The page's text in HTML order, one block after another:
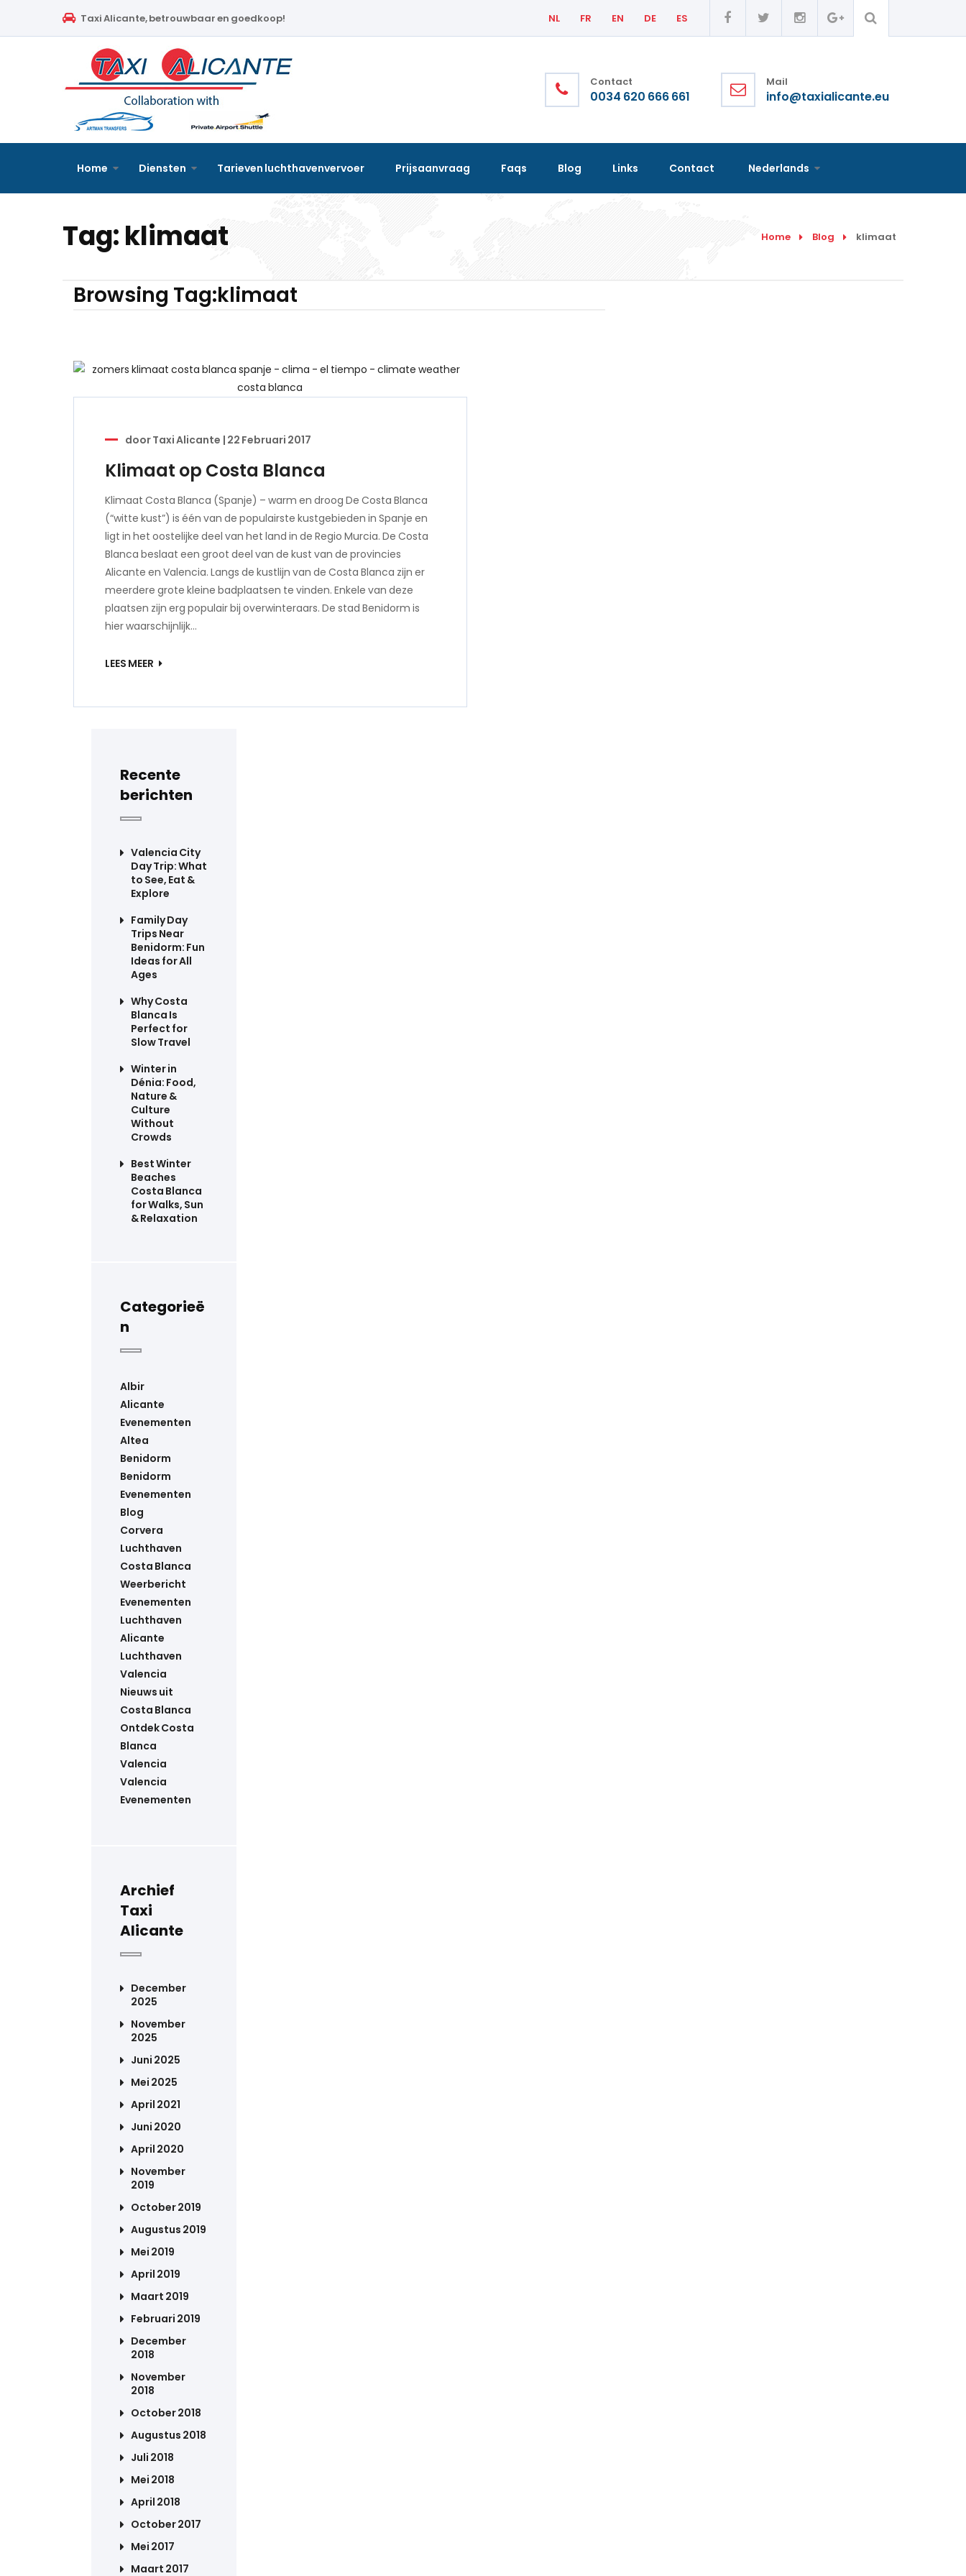
Tarieven luchthavenvervoer
Prijsaanvraag
Blog
Taxi Alicante, betrouwbaar en goedkoop! NL FR EN DE ES
Contact
0034 620 666 661
Mail
info@taxialicante.eu
Home Diensten Tarieven luchthavenvervoer Prijsaanvraag Faqs Blog Links Contact Nederlands
Tag:klimaat Home Blog klimaat
Browsing Tag:klimaat
doorTaxi Alicante | 22 Februari 2017
Klimaat op Costa Blanca
Klimaat Costa Blanca (Spanje) – warm en droog De Costa Blanca
(“witte kust”) is één van de populairste kustgebieden in Spanje en
ligt in het oostelijke deel van het land in de Regio Murcia. De Costa
Blanca beslaat een groot deel van de kust van de provincies
Alicante en Valencia. Langs de kustlijn van de Costa Blanca zijn er
meerdere grote kleine badplaatsen te vinden. Enkele van deze
plaatsen zijn erg populair bij overwinteraars. De stad Benidorm is
hier waarschijnlijk…
LEES MEER
Recente
berichten
Valencia City
Day Trip: What
to See, Eat &
Explore
Family Day
Trips Near
Benidorm: Fun
Ideas for All
Ages
Why Costa
Blanca Is
Perfect for
Slow Travel
Winter in
Dénia: Food,
Nature &
Culture
Without
Crowds
Best Winter
Beaches
Costa Blanca
for Walks, Sun
& Relaxation
Categorieë
n
Albir
Alicante
Evenementen
Altea
Benidorm
Benidorm
Evenementen
Blog
Corvera
Luchthaven
Costa Blanca
Weerbericht
Evenementen
Luchthaven
Alicante
Luchthaven
Valencia
Nieuws uit
Costa Blanca
Ontdek Costa
Blanca
Valencia
Valencia
Evenementen
Archief
Taxi
Alicante
December
2025
November
2025
Juni 2025
Mei 2025
April 2021
Juni 2020
April 2020
November
2019
October 2019
Augustus 2019
Mei 2019
April 2019
Maart 2019
Februari 2019
December
2018
November
2018
October 2018
Augustus 2018
Juli 2018
Mei 2018
April 2018
October 2017
Mei 2017
Maart 2017